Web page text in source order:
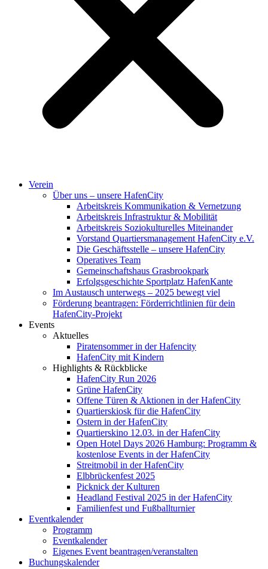
Verein
Über uns – unsere HafenCity
Arbeitskreis Kommunikation & Vernetzung
Arbeitskreis Infrastruktur & Mobilität
Arbeitskreis Soziokulturelles Miteinander
Vorstand Quartiersmanagement HafenCity e.V.
Die Geschäftsstelle – unsere HafenCity
Operatives Team
Gemeinschaftshaus Grasbrookpark
Erfolgsgeschichte Sportplatz HafenKante
Im Austausch unterwegs – 2025 bewegt viel
Förderung beantragen: Förderrichtlinien für dein
HafenCity-Projekt
Events
Aktuelles
Piratensommer in der Hafencity
HafenCity mit Kindern
Highlights & Rückblicke
HafenCity Run 2026
Grüne HafenCity
Offene Türen & Aktionen in der HafenCity
Quartierskiosk für die HafenCity
Ostern in der HafenCity
Quartierskino 12.03. in der HafenCity
Open Hotel Days 2026 Hamburg: Programm &
kostenlose Events in der HafenCity
Streitmobil in der HafenCity
Elbbrückenfest 2025
Picknick der Kulturen
Headland Festival 2025 in der HafenCity
Familienfest und Fußballturnier
Eventkalender
Programm
Eventkalender
Eigenes Event beantragen/veranstalten
Buchungskalender